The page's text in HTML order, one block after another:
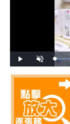
l
y
n
u
L
o
d
e
d
:
.
5
%